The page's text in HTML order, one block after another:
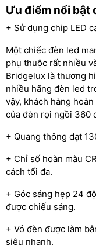
Ưu điểm nổi bật
+ Sử dụng chip LED
Một chiếc đèn led
phụ thuộc rất nhiều
Bridgelux là thương
nhiều hãng đèn led
vậy, khách hàng
của đèn rọi ngồi 360
+ Quang thông đạt
+ Chỉ số hoàn màu
cách tối đa.
+ Góc sáng hẹp 24
được chiếu sáng.
+ Vỏ đèn được làm
siêu nhanh.